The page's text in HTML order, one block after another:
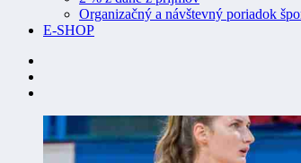
Organizačný a návštevný poriadok
E-SHOP